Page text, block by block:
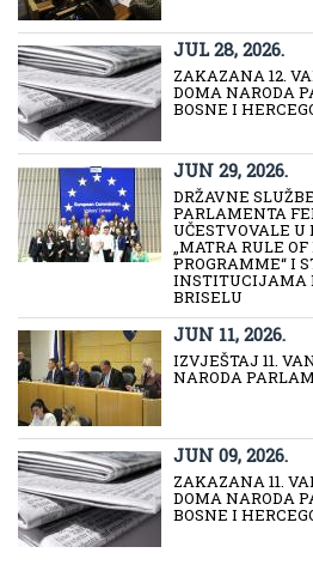
JUL 28, 2026.
ZAKAZANA 12.
DOMA NARODA
BOSNE I
JUN 29, 2026.
DRŽAVNE
PARLAMENTA
UČESTVOVALE U
„MATRA RULE
PROGRAMME“ I
INSTITUCIJAMA
BRISELU
JUN 11, 2026.
IZVJEŠTAJ 11.
NARODA
JUN 09, 2026.
ZAKAZANA 11.
DOMA NARODA
BOSNE I